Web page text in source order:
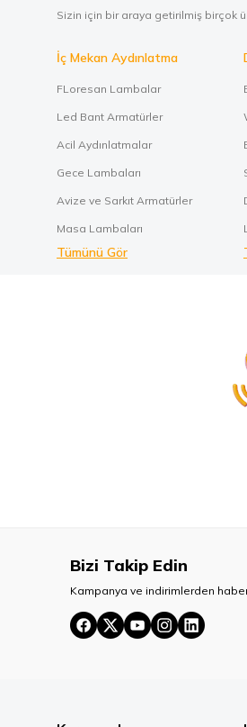
Sizin için bir araya getirilmiş birçok
İç Mekan Aydınlatma
FLoresan Lambalar
Led Bant Armatürler
Acil Aydınlatmalar
Gece Lambaları
Avize ve Sarkıt Armatürler
Masa Lambaları
Tümünü Gör
Bizi Takip Edin
Kampanya ve indirimlerden